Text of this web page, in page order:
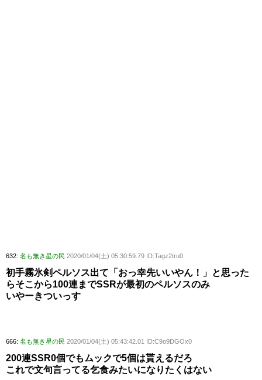
632: 名も無き星の民 2020/01/04(土) 05:30:59.79 ID:Tagz2tru0
初手霧氷剣ペルソス出て「おっ幸先いいやん！」と思った
らそこから100連までSSRが最初のペルソスのみ
いやーきついっす
666: 名も無き星の民 2020/01/04(土) 05:43:42.01 ID:C9o9DGOx0
200連SSR0個でもムックで5個は貰えるだろ
これで文句言ってる乞食みたいになりたくはない